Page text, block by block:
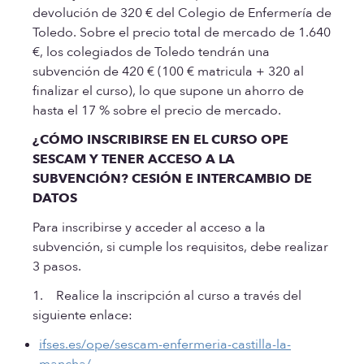
devolución de 320 € del Colegio de Enfermería de
Toledo. Sobre el precio total de mercado de 1.640
€, los colegiados de Toledo tendrán una
subvención de 420 € (100 € matricula + 320 al
finalizar el curso), lo que supone un ahorro de
hasta el 17 % sobre el precio de mercado.
¿CÓMO INSCRIBIRSE EN EL CURSO OPE
SESCAM Y TENER ACCESO A LA
SUBVENCIÓN? CESIÓN E INTERCAMBIO DE
DATOS
Para inscribirse y acceder al acceso a la
subvención, si cumple los requisitos, debe realizar
3 pasos.
1. Realice la inscripción al curso a través del
siguiente enlace:
ifses.es/ope/sescam-enfermeria-castilla-la-